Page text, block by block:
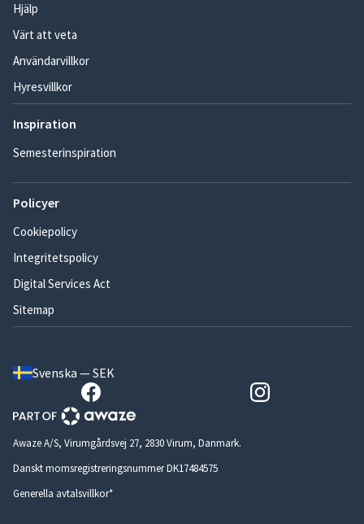
Hjälp
Värt att veta
Användarvillkor
Hyresvillkor
Inspiration
Semesterinspiration
Policyer
Cookiepolicy
Integritetspolicy
Digital Services Act
Sitemap
Svenska — SEK
Awaze A/S, Virumgårdsvej 27, 2830 Virum, Danmark.
Danskt momsregistreringsnummer DK17484575
Generella avtalsvillkor*